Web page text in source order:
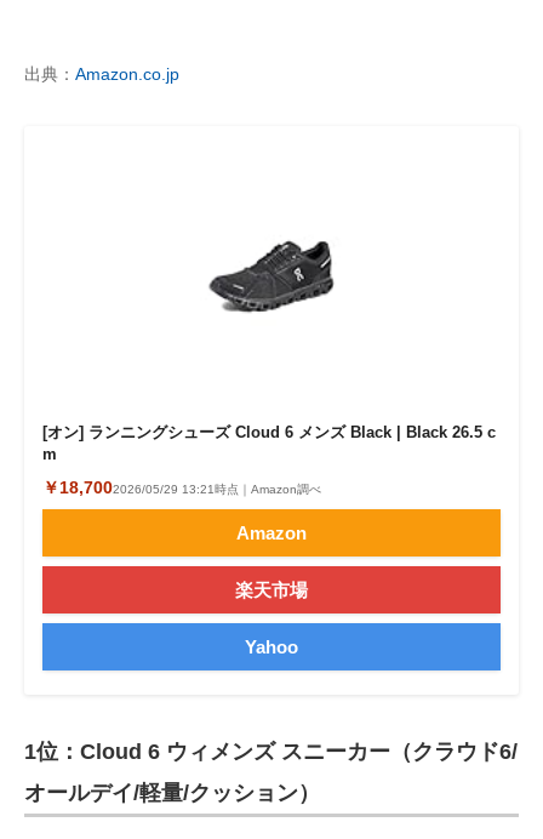
出典： Amazon.co.jp
[オン] ランニングシューズ Cloud 6 メンズ Black | Black 26.5 c
m
￥18,7002026/05/29 13:21時点｜Amazon調べ
Amazon
楽天市場
Yahoo
1位：Cloud 6 ウィメンズ スニーカー（クラウド6/
オールデイ/軽量/クッション）